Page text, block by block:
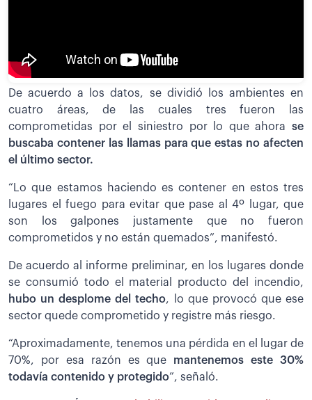
De acuerdo a los datos, se dividió los ambientes en
cuatro áreas, de las cuales tres fueron las
comprometidas por el siniestro por lo que ahora se
buscaba contener las llamas para que estas no afecten
el último sector.
“Lo que estamos haciendo es contener en estos tres
lugares el fuego para evitar que pase al 4º lugar, que
son los galpones justamente que no fueron
comprometidos y no están quemados”, manifestó.
De acuerdo al informe preliminar, en los lugares donde
se consumió todo el material producto del incendio,
hubo un desplome del techo, lo que provocó que ese
sector quede comprometido y registre más riesgo.
“Aproximadamente, tenemos una pérdida en el lugar de
70%, por esa razón es que mantenemos este 30%
todavía contenido y protegido”, señaló.